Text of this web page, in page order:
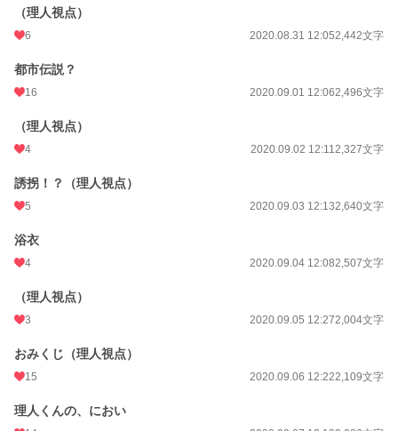
（理人視点）
6 2020.08.31 12:052,442文字
都市伝説？
16 2020.09.01 12:062,496文字
（理人視点）
4 2020.09.02 12:112,327文字
誘拐！？（理人視点）
5 2020.09.03 12:132,640文字
浴衣
4 2020.09.04 12:082,507文字
（理人視点）
3 2020.09.05 12:272,004文字
おみくじ（理人視点）
15 2020.09.06 12:222,109文字
理人くんの、におい